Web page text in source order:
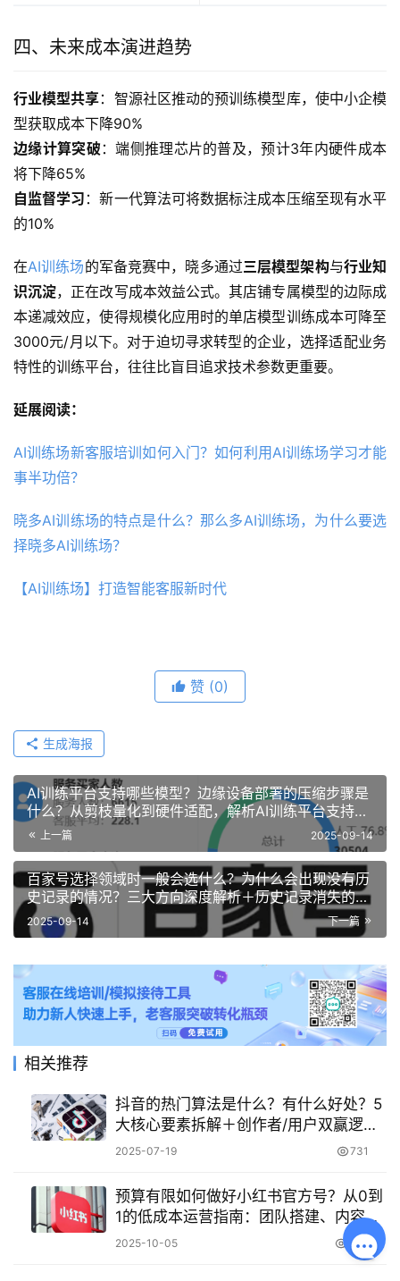
四、未来成本演进趋势
行业模型共享：智源社区推动的预训练模型库，使中小企模
型获取成本下降90%
边缘计算突破：端侧推理芯片的普及，预计3年内硬件成本
将下降65%
自监督学习 ：新一代算法可将数据标注成本压缩至现有水平
的10%
在AI训练场的军备竞赛中，晓多通过三层模型架构与行业知
识沉淀，正在改写成本效益公式。其店铺专属模型的边际成
本递减效应，使得规模化应用时的单店模型训练成本可降至
3000元/月以下。对于迫切寻求转型的企业，选择适配业务
特性的训练平台，往往比盲目追求技术参数更重要。
延展阅读：
AI训练场新客服培训如何入门？如何利用AI训练场学习才能
事半功倍？
晓多AI训练场的特点是什么？那么多AI训练场，为什么要选
择晓多AI训练场？
【AI训练场】打造智能客服新时代
赞 (0)
生成海报
AI训练平台支持哪些模型？边缘设备部署的压缩步骤是
什么？从剪枝量化到硬件适配，解析AI训练平台支持大
模型的全链路边缘部署！
上一篇 2025-09-14
百家号选择领域时一般会选什么？为什么会出现没有历
史记录的情况？三大方向深度解析＋历史记录消失的三
大成因，揭秘领域选择与账号健康的黄金法则！下一篇
2025-09-14
相关推荐
抖音的热门算法是什么？有什么好处？5
大核心要素拆解＋创作者/用户双赢逻
辑，玩转推荐机制！
2025-07-19 731
预算有限如何做好小红书官方号？从0到
1的低成本运营指南：团队搭建、内容规
划、粉丝运营、获客转化全解析！
2025-10-05 1.2K